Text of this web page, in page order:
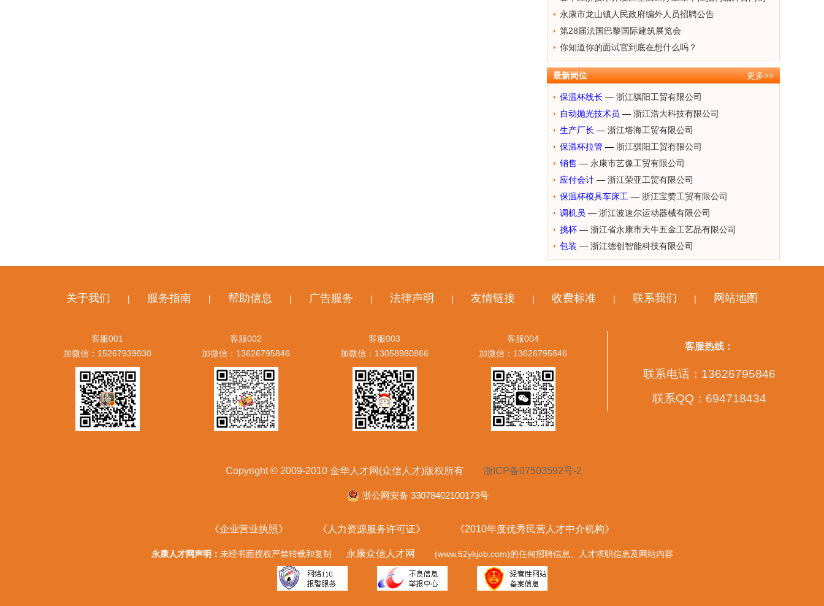
工作人员简章
永康市龙山镇人民政府编外人员招聘公告
第28届法国巴黎国际建筑展览会
你知道你的面试官到底在想什么吗？
最新岗位 更多>>
保温杯线长 — 浙江骐阳工贸有限公司
自动抛光技术员 — 浙江浩大科技有限公司
生产厂长 — 浙江塔海工贸有限公司
保温杯拉管 — 浙江骐阳工贸有限公司
销售 — 永康市艺像工贸有限公司
应付会计 — 浙江荣亚工贸有限公司
保温杯模具车床工 — 浙江宝赞工贸有限公司
调机员 — 浙江波速尔运动器械有限公司
挑杯 — 浙江省永康市天牛五金工艺品有限公司
包装 — 浙江德创智能科技有限公司
关于我们 | 服务指南 | 帮助信息 | 广告服务 | 法律声明 | 友情链接 | 收费标准 | 联系我们 | 网站地图
客服001
加微信：15267939030
客服002
加微信：13626795846
客服003
加微信：13058980866
客服004
加微信：13626795846
客服热线：
联系电话：13626795846
联系QQ：694718434
Copyright © 2009-2010 金华人才网(众信人才)版权所有 浙ICP备07503592号-2
浙公网安备 33078402100173号
《企业营业执照》 《人力资源服务许可证》 《2010年度优秀民营人才中介机构》
永康人才网声明： 未经书面授权严禁转载和复制 永康众信人才网 (www.52ykjob.com)的任何招聘信息、人才求职信息及网站内容